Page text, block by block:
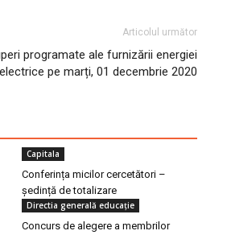
Articolul următor
programate ale furnizării energiei
electrice pe marți, 01 decembrie 2020
Capitala
Conferința micilor cercetători –
ședință de totalizare
Directia generală educaţie
Concurs de alegere a membrilor